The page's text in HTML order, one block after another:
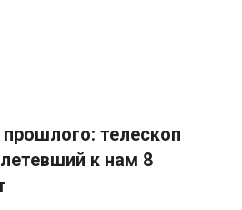
телескоп
к нам 8